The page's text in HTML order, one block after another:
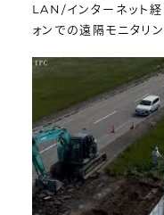
LAN/インターネット経
ォンでの遠隔モニタリ